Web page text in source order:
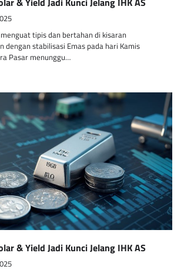
menguat tipis dan bertahan di kisaran
dengan stabilisasi Emas pada hari Kamis
Pasar menunggu…
& Yield Jadi Kunci Jelang IHK AS